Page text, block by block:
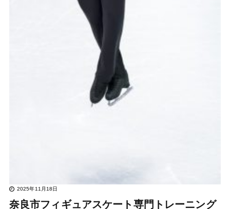
2025年11月18日
奈良市フィギュアスケート専門トレーニング